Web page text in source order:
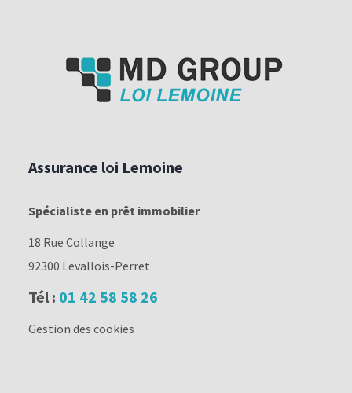
Assurance loi Lemoine
Spécialiste en prêt immobilier
18 Rue Collange
92300 Levallois-Perret
Tél : 01 42 58 58 26
Gestion des cookies